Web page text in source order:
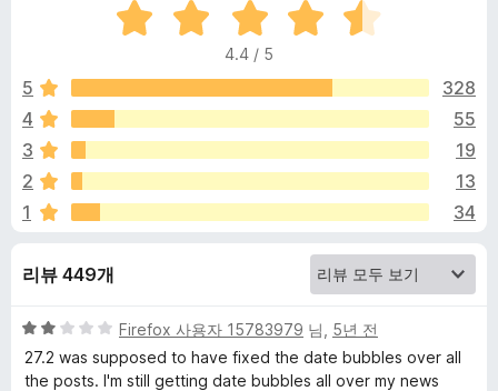
라
우
저
부
기
능
i
a
l
x
5
점
점
4
4
4.4 / 5
5
328
4
55
3
19
2
13
1
34
리뷰 449개
5
점
만
Firefox 사용자 15783979 님, 5년 전
27.2 was supposed to have fixed the date bubbles over all
the posts. I'm still getting date bubbles all over my news